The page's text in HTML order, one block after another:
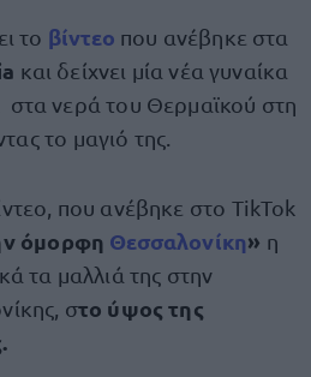
το βίντεο που ανέβηκε στα
και δείχνει μία νέα γυναίκα
στα νερά του Θερμαϊκού στη
το μαγιό της.
που ανέβηκε στο TikTok
όμορφη Θεσσαλονίκη» η
τα μαλλιά της στην
στο ύψος της